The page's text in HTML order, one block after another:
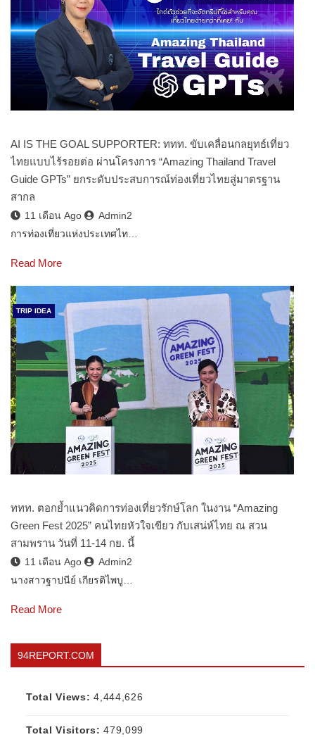
AI IS THE GOAL SUPPORTER: ททท. ขับเคลื่อนกลยุทธ์เที่ยว
ไทยแบบไร้รอยต่อ ผ่านโครงการ “Amazing Thailand Travel
Guide GPTs” ยกระดับประสบการณ์ท่องเที่ยวไทยสู่มาตรฐาน
สากล
11 เดือน Ago
Admin2
การท่องเที่ยวแห่งประเทศไท…
Read More
TRIP IDEA
ททท. ตอกย้ำแนวคิดการท่องเที่ยวรักษ์โลก ในงาน “Amazing
Green Fest 2025” คนไทยหัวใจเขียว กับเสน่ห์ไทย ณ สวน
สามพราน วันที่ 11-14 กย. นี้
11 เดือน Ago
Admin2
นางสาวฐาปนีย์ เกียรติไพบู…
Read More
94REPORT.COM
Total Views:4,444,626
Total Visitors:479,099